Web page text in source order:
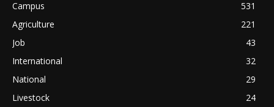
Campus
531
Agriculture
221
Job
43
International
32
National
29
Livestock
24